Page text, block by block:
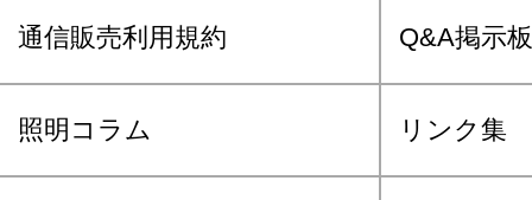
通信販売利用規約 Q&A掲示板
照明コラム リンク集